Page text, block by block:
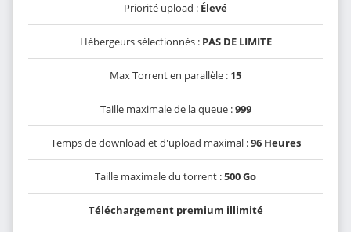
Priorité upload : Élevé
Hébergeurs sélectionnés : PAS DE LIMITE
Max Torrent en parallèle : 15
Taille maximale de la queue :999
Temps de download et d'upload maximal :96 Heures
Taille maximale du torrent :500 Go
Téléchargement premium illimité